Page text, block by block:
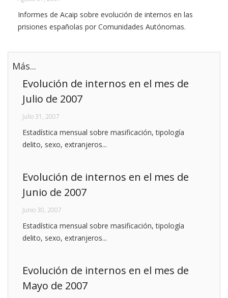
Informes de Acaip sobre evolución de internos en las
prisiones españolas por Comunidades Autónomas.
Más...
Evolución de internos en el mes de
Julio de 2007
Julio 31, 2007
Estadística mensual sobre masificación, tipología
delito, sexo, extranjeros...
Evolución de internos en el mes de
Junio de 2007
Junio 30, 2007
Estadística mensual sobre masificación, tipología
delito, sexo, extranjeros...
Evolución de internos en el mes de
Mayo de 2007